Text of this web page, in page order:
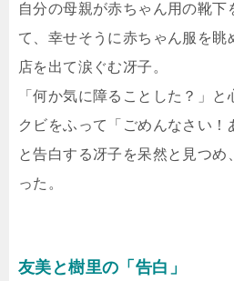
自分の母親が赤ちゃん用の靴下
て、幸せそうに赤ちゃん服を眺
店を出て涙ぐむ冴子。
「何か気に障ることした？」と
クビをふって「ごめんなさい！
と告白する冴子を呆然と見つめ
った。
友美と樹里の「告白」